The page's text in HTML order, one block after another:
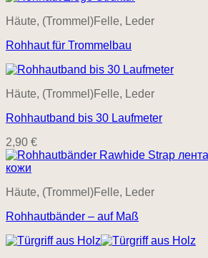
Häute, (Trommel)Felle, Leder
Rohhaut für Trommelbau
Häute, (Trommel)Felle, Leder
Rohhautband bis 30 Laufmeter
2,90 €
Häute, (Trommel)Felle, Leder
Rohhautbänder – auf Maß